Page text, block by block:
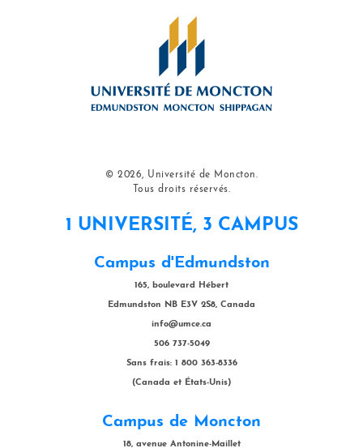
© 2026, Université de Moncton.
Tous droits réservés.
1 UNIVERSITÉ, 3 CAMPUS
Campus d'Edmundston
165, boulevard Hébert
Edmundston NB E3V 2S8, Canada
info@umce.ca
506 737-5049
Sans frais: 1 800 363-8336
(Canada et États-Unis)
Campus de Moncton
18, avenue Antonine-Maillet